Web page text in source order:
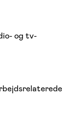
og tv-